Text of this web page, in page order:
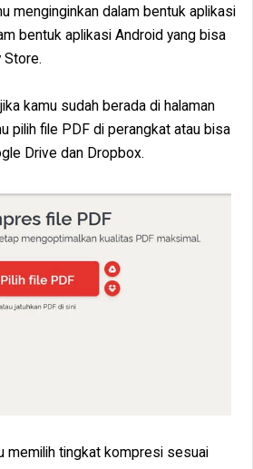
menginginkan dalam bentuk aplikasi
bentuk aplikasi Android yang bisa
Store.
kamu sudah berada di halaman
pilih file PDF di perangkat atau bisa
Drive dan Dropbox.
memilih tingkat kompresi sesuai